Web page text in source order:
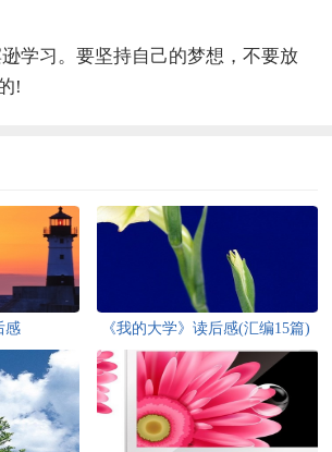
学习。要坚持自己的梦想，不要放
!
感 《我的大学》读后感(汇编15篇)